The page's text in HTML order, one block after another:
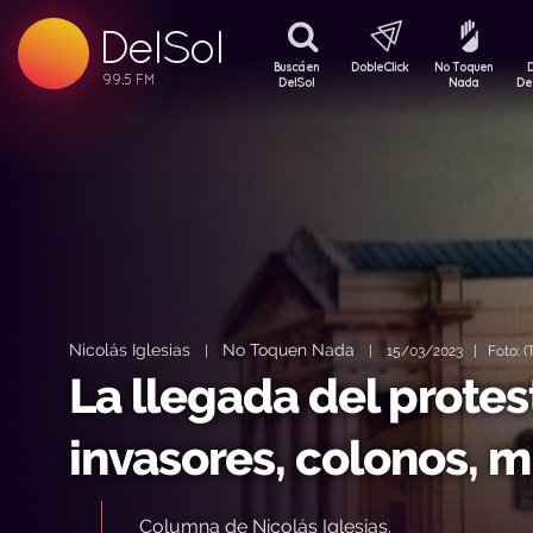
DelSol
99.5 FM
99.5 FM
99.5 FM
Buscá en
DelSol
DobleClick
No Toquen
Nada
Nicolás Iglesias| No Toquen Nada | 15/03/2023 | Foto:
La llegada del
invasores, colonos,
Columna de Nicolás Iglesias.